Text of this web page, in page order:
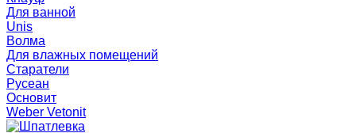
Для ванной
Unis
Волма
Для влажных помещений
Старатели
Русеан
Основит
Weber Vetonit